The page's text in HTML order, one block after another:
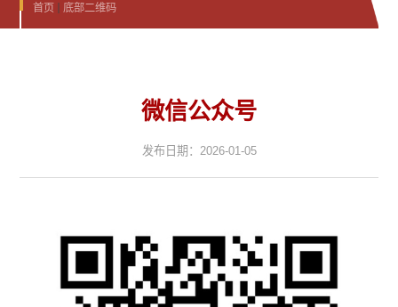
首页 底部二维码
微信公众号
发布日期：2026-01-05